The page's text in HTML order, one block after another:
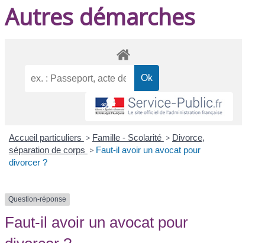
Autres démarches
Accueil particuliers > Famille - Scolarité > Divorce,
séparation de corps > Faut-il avoir un avocat pour
divorcer ?
Question-réponse
Faut-il avoir un avocat pour